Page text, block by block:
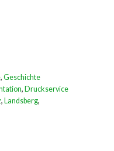
, Geschichte
, Druckservice
, Landsberg,